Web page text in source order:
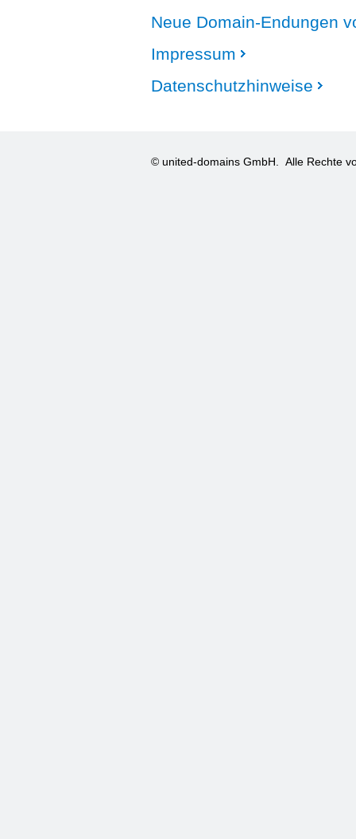
Neue Domain-Endungen
Impressum
Datenschutzhinweise
© united-domains GmbH. Alle Rechte